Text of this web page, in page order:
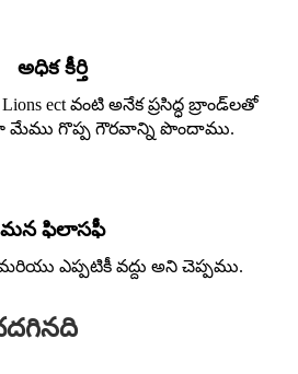
అధిక కీర్తి
Lions ect వంటి అనేక ప్రసిద్ధ బ్రాండ్‌లతో
గొప్ప గౌరవాన్ని పొందాము.
మన ఫిలాసఫీ
ఎప్పటికీ వద్దు అని చెప్పము.